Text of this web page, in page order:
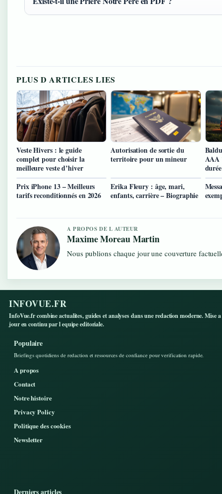
PLUS D ARTICLES LIES
Veste Hivers : le guide
complet pour choisir la
meilleure veste d’hiver
Autorisation de sortie du
territoire pour un mineur
AAA
durée
Prix iPhone 13 – Meilleurs
tarifs reconditionnés en 2026
Erika Fleury : âge, mari,
enfants, carrière – Biographie
A PROPOS DE L AUTEUR
Maxime Moreau Martin
Nous publions chaque jour une couverture
INFOVUE.FR
InfoVue.fr combine actualites, guides et analyses dans une redaction moderne. Mise a
jour en continu par l equipe editoriale.
Populaire
Briefings quotidiens de redaction et ressources de confiance pour verification rapide.
A propos
Contact
Notre histoire
Privacy Policy
Politique des cookies
Newsletter
Derniers articles